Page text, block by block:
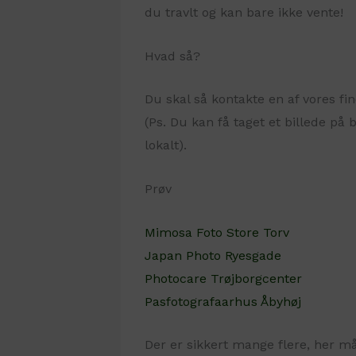
du travlt og kan bare ikke vente!
Hvad så?
Du skal så kontakte en af vores
(Ps. Du kan få taget et billede på
lokalt).
Prøv
Mimosa Foto Store Torv
Japan Photo Ryesgade
Photocare Trøjborgcenter
Pasfotografaarhus Åbyhøj
Der er sikkert mange flere, her